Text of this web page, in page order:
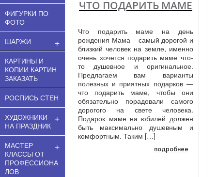
ФИГУРКИ ПО
ФОТО
+
ШАРЖИ
КАРТИНЫ И
КОПИИ КАРТИН
ЗАКАЗАТЬ
РОСПИСЬ СТЕН
+
ХУДОЖНИКИ
НА ПРАЗДНИК
+
МАСТЕР
КЛАССЫ ОТ
ПРОФЕССИОНА
ЛОВ
ЧТО ПОДАРИТЬ МАМЕ
Что подарить маме на день
рождения Мама – самый дорогой и
близкий человек на земле, именно
очень хочется подарить маме что-
то душевное и оригинальное.
Предлагаем вам варианты
полезных и приятных подарков —
что подарить маме, чтобы они
обязательно порадовали самого
дорогого на свете человека.
Подарок маме на юбилей должен
быть максимально душевным и
комфортным. Таким […]
подробнее